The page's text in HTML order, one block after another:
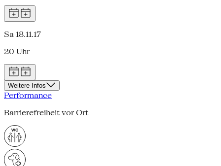
Sa 18.11.17
20 Uhr
Weitere Infos
Performance
Barrierefreiheit vor Ort